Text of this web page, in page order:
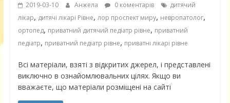
2019-03-10 Анжела 0 коментарів
дитячий
лікар, дитячі лікарі Рівне, лор проспект миру, невропатолог,
ортопед, приватний дитячий педіатр рівне, приватний
педіатр, приватний педіатр рівне, приватні лікарі рівне
Всі матеріали, взяті з відкритих джерел, і представлені
виключно в ознайомлювальних цілях. Якщо ви
вважаєте, що матеріали розміщені на сайті